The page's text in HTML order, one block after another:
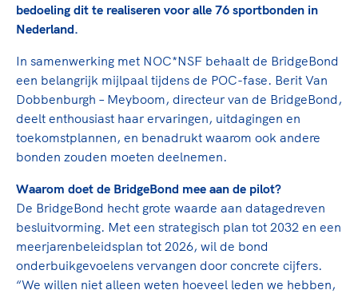
Sport verenigt. Op sportclubs, pleintjes, tijdens
een rondje fietsen, door samen te skaten of naar
de sportschool te gaan. Door samen te juichen
voor Sifan Hassan, Rico Verhoeven, Diede de
Groot en het Nederlands Elftal. Of met trots te
de halve marathon van je moeder of de
hockeywedstrijd van je buurjongen.
Lees verder
High5 Stappenplan
Ruimte voor sport
Clubondersteuning
Beroepskrachten
Samen voor een veilige
Voor welk gedrag staat de club? Wat mag wel
langs de lijn, in de kleedkamer, kantine en online?
En wat mag vooral niet? Een gedragscode geeft
hier richting aan en is dus een belangrijk
onderdeel van het clubbeleid rondom gewenst en
Maatschappelijke waarde topsport
Top teamsportcompetities
De TeamNL Academie
De TeamNL Academie biedt een leer- en
ontwikkelprogramma voor de volgende functies
bestuurders, (technisch) directeuren, managers en
toekomstig kader.
Lees verder
bedoeling dit te realiseren voor alle 76 sportbonden in
Nederland.
In samenwerking met NOC*NSF behaalt de BridgeBond
een belangrijk mijlpaal tijdens de POC-fase. Berit Van
Dobbenburgh – Meyboom, directeur van de BridgeBond,
deelt enthousiast haar ervaringen, uitdagingen en
toekomstplannen, en benadrukt waarom ook andere
bonden zouden moeten deelnemen.
Waarom doet de BridgeBond mee aan de pilot?
De BridgeBond hecht grote waarde aan datagedreven
besluitvorming. Met een strategisch plan tot 2032 en een
meerjarenbeleidsplan tot 2026, wil de bond
onderbuikgevoelens vervangen door concrete cijfers.
“We willen niet alleen weten hoeveel leden we hebben,